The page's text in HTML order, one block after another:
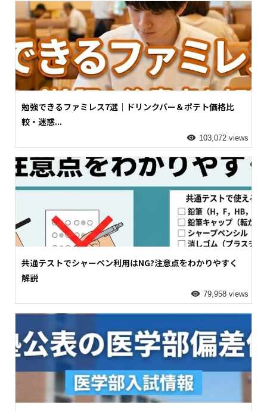
勉強できるファミレス7選｜ドリンクバー＆ポテト価格比
較・迷惑...
103,072 views
共通テストでシャーペン利用はNG?注意点をわかりやすく
解説
79,958 views